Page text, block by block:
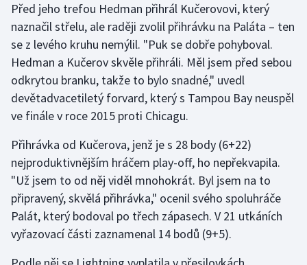
Moderní pětiboj
Motorsport
Olympijské hry
Parasport
Plavání
Plážový volejbal
Ragby
Rychlobruslení
Před jeho trefou Hedman přihrál Kučerovovi, který
naznačil střelu, ale raději zvolil přihrávku na Paláta – ten
se z levého kruhu nemýlil. "Puk se dobře pohyboval.
Hedman a Kučerov skvěle přihráli. Měl jsem před sebou
odkrytou branku, takže to bylo snadné," uvedl
devětadvacetiletý forvard, který s Tampou Bay neuspěl
ve finále v roce 2015 proti Chicagu.
Přihrávka od Kučerova, jenž je s 28 body (6+22)
nejproduktivnějším hráčem play-off, ho nepřekvapila.
"Už jsem to od něj viděl mnohokrát. Byl jsem na to
připravený, skvělá přihrávka," ocenil svého spoluhráče
Palát, který bodoval po třech zápasech. V 21 utkáních
vyřazovací části zaznamenal 14 bodů (9+5).